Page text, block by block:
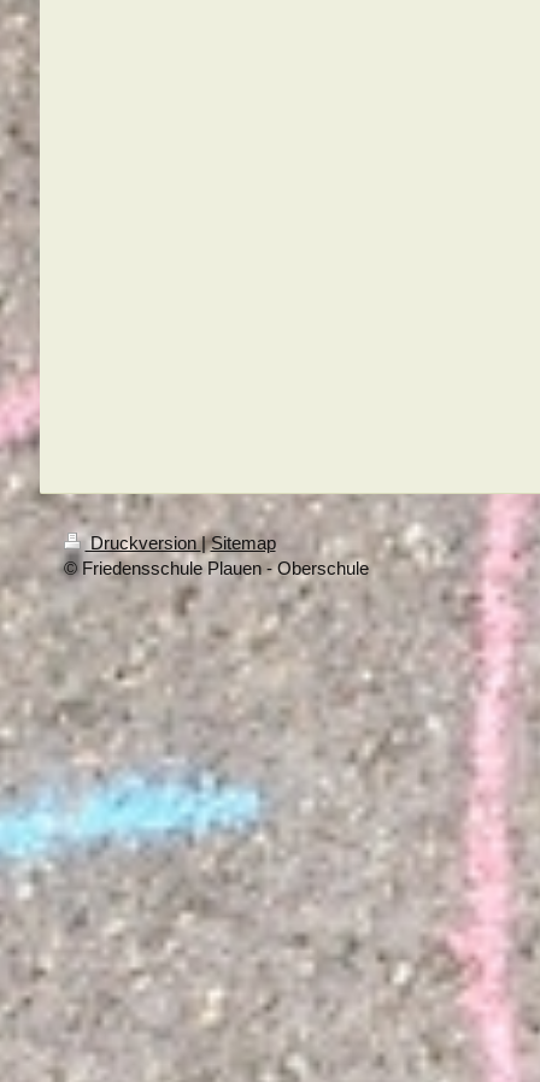
Druckversion| Sitemap
© Friedensschule Plauen - Oberschule